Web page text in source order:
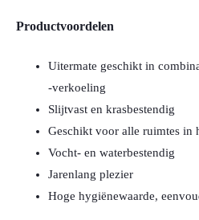
Productvoordelen
Uitermate geschikt in
-verkoeling
Slijtvast en krasbestendig
Geschikt voor alle ruimtes in
Vocht- en waterbestendig
Jarenlang plezier
Hoge hygiënewaarde,